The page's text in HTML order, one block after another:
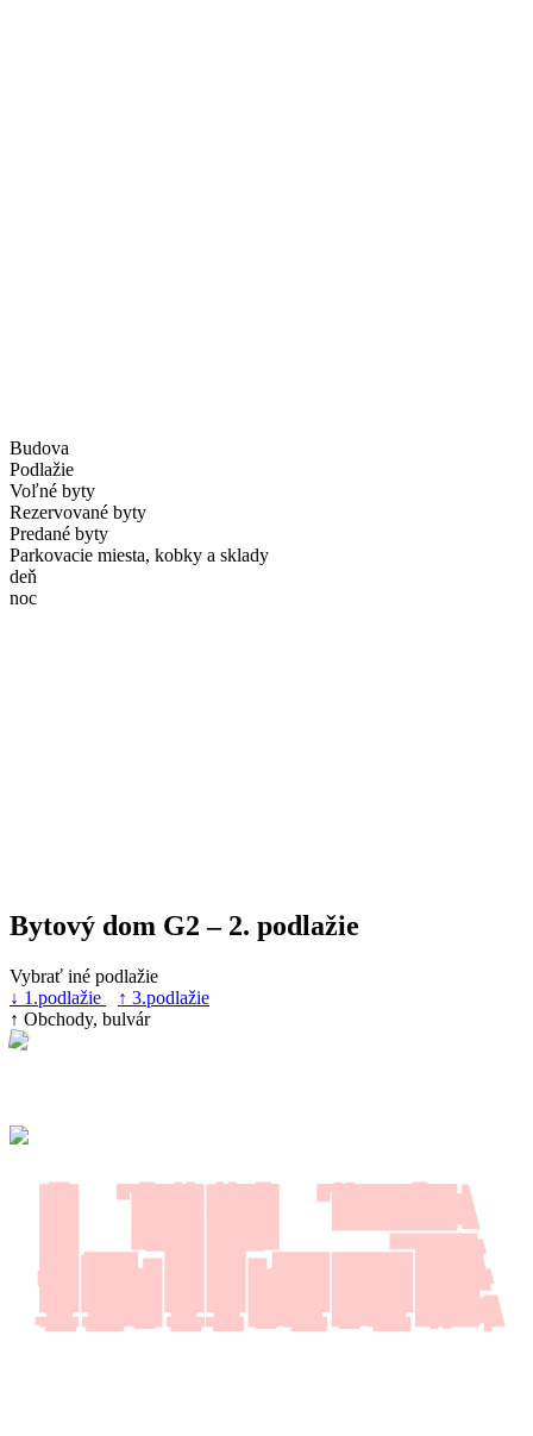
Budova
Podlažie
Voľné byty
Rezervované byty
Predané byty
Parkovacie miesta, kobky a sklady
deň
noc
Bytový dom G2 – 2. podlažie
Vybrať iné podlažie
↓ 1.podlažie
↑ 3.podlažie
↑ Obchody, bulvár